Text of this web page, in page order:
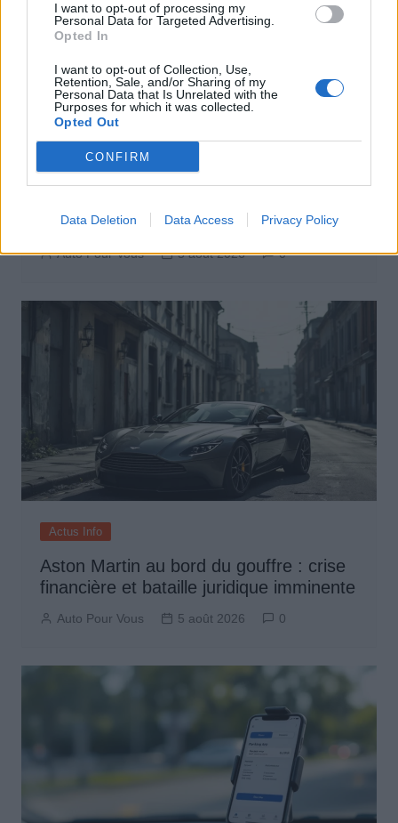
I want to opt-out of processing my
Personal Data for Targeted Advertising.
Opted In
I want to opt-out of Collection, Use,
Retention, Sale, and/or Sharing of my
Personal Data that Is Unrelated with the
Purposes for which it was collected.
Opted Out
CONFIRM
Data Deletion Data Access Privacy Policy
des voitures électriques
Auto Pour Vous 5 août 2026 0
Actus Info
Aston Martin au bord du gouffre : crise
financière et bataille juridique imminente
Auto Pour Vous 5 août 2026 0